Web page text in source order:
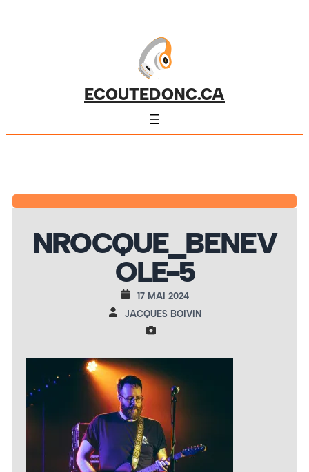
ECOUTEDONC.CA
NROCQUE_BENEV
OLE-5
17 MAI 2024
JACQUES BOIVIN